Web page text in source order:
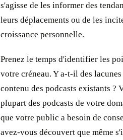
s'agisse de les informer des
leurs déplacements ou de les
croissance personnelle.
Prenez le temps d'identifier les
votre créneau. Y a-t-il des
contenu des podcasts existants ?
plupart des podcasts de votre
que votre public a besoin de
avez-vous découvert que même